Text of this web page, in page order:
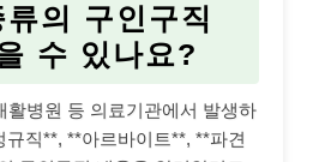
의 구인구직
수 있나요?
활병원 등 의료기관에서 발생하
직**, **아르바이트**, **파견